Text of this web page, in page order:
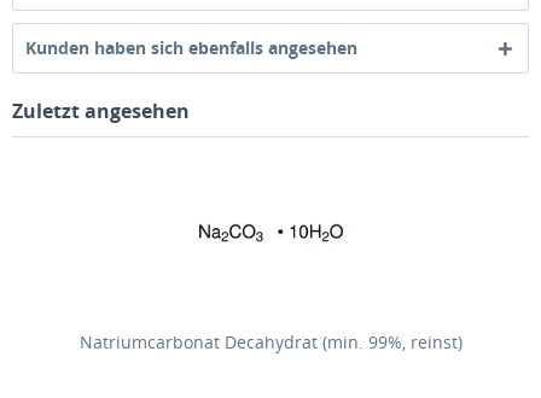
Kunden haben sich ebenfalls angesehen
Zuletzt angesehen
Natriumcarbonat Decahydrat (min. 99%, reinst)